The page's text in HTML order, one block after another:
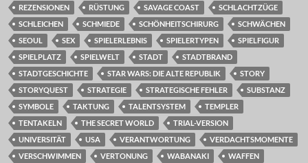
REZENSIONEN
RÜSTUNG SAVAGE COAST
SCHLACHTZÜGE
SCHLEICHEN
SCHMIEDE SCHÖNHEITSCHIRURG
SCHWÄCHEN
SEOUL
SEX SPIELERLEBNIS SPIELERTYPEN
SPIELFIGUR
SPIELPLATZ
SPIELWELT STADT
STADTBRAND
STADTGESCHICHTE
STAR WARS: DIE ALTE REPUBLIK
STORY
STORYQUEST
STRATEGIE STRATEGISCHE FEHLER
SUBSTANZ
SYMBOLE
TAKTUNG TALENTSYSTEM
TEMPLER
TENTAKELN
THE SECRET WORLD
TRIAL-VERSION
UNIVERSITÄT
USA VERANTWORTUNG
VERDACHTSMOMENTE
VERSCHWIMMEN
VERTONUNG WABANAKI WAFFEN